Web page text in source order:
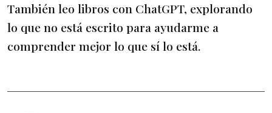
También leo libros con ChatGPT, explorando
lo que no está escrito para ayudarme a
comprender mejor lo que sí lo está.